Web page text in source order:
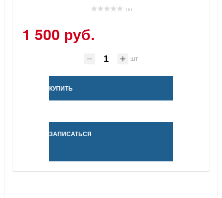
( 0 )
1 500 руб.
шт
КУПИТЬ
ЗАПИСАТЬСЯ